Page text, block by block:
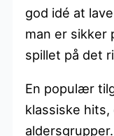
god idé at
man er sikker
spillet på det
En populær
klassiske hits,